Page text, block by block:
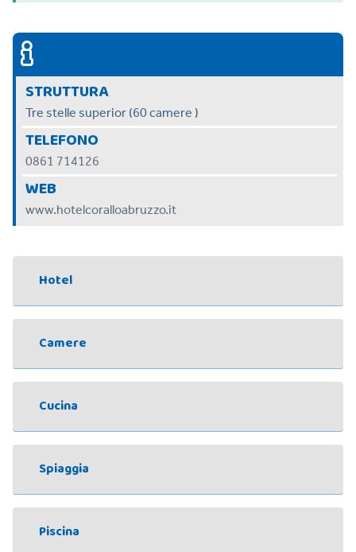
STRUTTURA
Tre stelle superior (60 camere )
TELEFONO
0861 714126
WEB
www.hotelcoralloabruzzo.it
Hotel
Camere
Cucina
Spiaggia
Piscina